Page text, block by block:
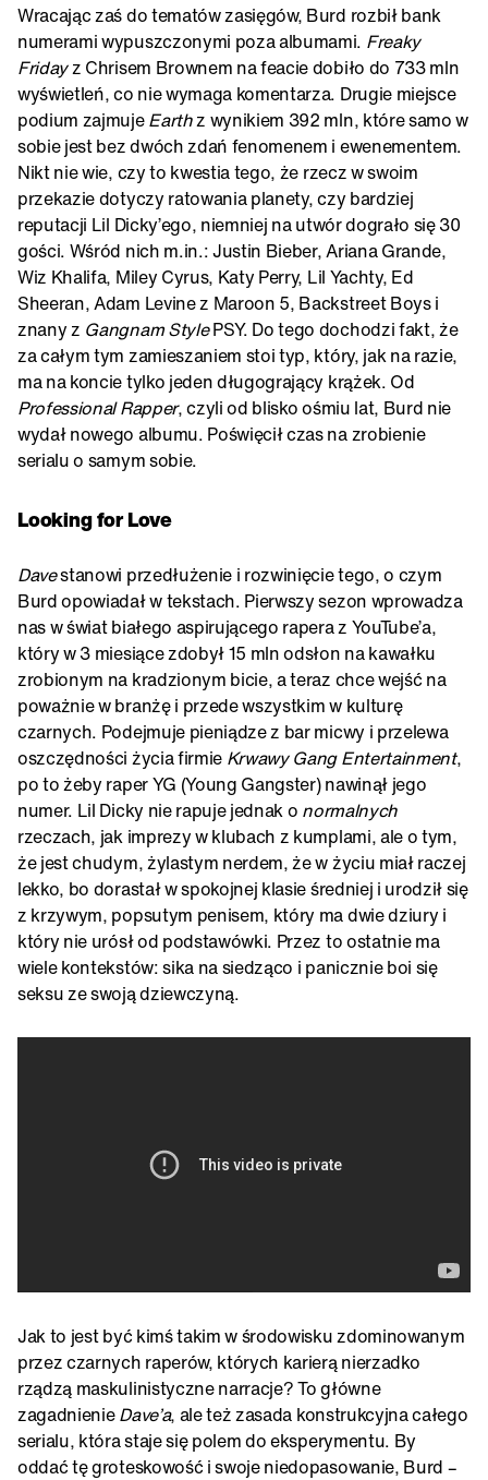
Wracając zaś do tematów zasięgów, Burd rozbił bank
numerami wypuszczonymi poza albumami. Freaky
Fridayz Chrisem Brownem na feacie dobiło do 733 mln
wyświetleń, co nie wymaga komentarza. Drugie miejsce
podium zajmujeEarthz wynikiem 392 mln, które samo w
sobie jest bez dwóch zdań fenomenem i ewenementem.
Nikt nie wie, czy to kwestia tego, że rzecz w swoim
przekazie dotyczy ratowania planety, czy bardziej
reputacji Lil Dicky’ego, niemniej na utwór dograło się 30
gości. Wśród nich m.in.: Justin Bieber, Ariana Grande,
Wiz Khalifa, Miley Cyrus, Katy Perry, Lil Yachty, Ed
Sheeran, Adam Levine z Maroon 5, Backstreet Boys i
znany z Gangnam StylePSY. Do tego dochodzi fakt, że
za całym tym zamieszaniem stoi typ, który, jak na razie,
ma na koncie tylko jeden długogrający krążek. Od
Professional Rapper, czyli od blisko ośmiu lat, Burd nie
wydał nowego albumu. Poświęcił czas na zrobienie
serialu o samym sobie.
Looking for Love
Davestanowi przedłużenie i rozwinięcie tego, o czym
Burd opowiadał w tekstach. Pierwszy sezon wprowadza
nas w świat białego aspirującego rapera z YouTube’a,
który w 3 miesiące zdobył 15 mln odsłon na kawałku
zrobionym na kradzionym bicie, a teraz chce wejść na
poważnie w branżę i przede wszystkim w kulturę
czarnych. Podejmuje pieniądze z bar micwy i przelewa
oszczędności życia firmie Krwawy Gang Entertainment,
po to żeby raper YG (Young Gangster) nawinął jego
numer. Lil Dicky nie rapuje jednak o normalnych
rzeczach, jak imprezy w klubach z kumplami, ale o tym,
że jest chudym, żylastym nerdem, że w życiu miał raczej
lekko, bo dorastał w spokojnej klasie średniej i urodził się
z krzywym, popsutym penisem, który ma dwie dziury i
który nie urósł od podstawówki. Przez to ostatnie ma
wiele kontekstów: sika na siedząco i panicznie boi się
seksu ze swoją dziewczyną.
Jak to jest być kimś takim w środowisku zdominowanym
przez czarnych raperów, których karierą nierzadko
rządzą maskulinistyczne narracje? To główne
zagadnienieDave’a, ale też zasada konstrukcyjna całego
serialu, która staje się polem do eksperymentu. By
oddać tę groteskowość i swoje niedopasowanie, Burd –